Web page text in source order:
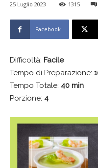
25 Luglio 2023 1315
Facebook
Difficoltà: Facile
Tempo di Preparazione:
Tempo Totale: 40 min
Porzione: 4